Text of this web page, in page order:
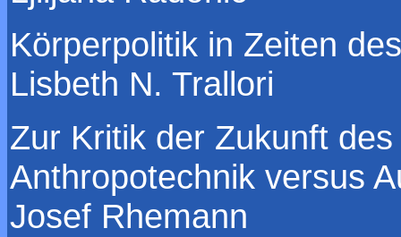
Körperpolitik in Zeiten
Lisbeth N. Trallori
Zur Kritik der Zukunft
Anthropotechnik versus
Josef Rhemann